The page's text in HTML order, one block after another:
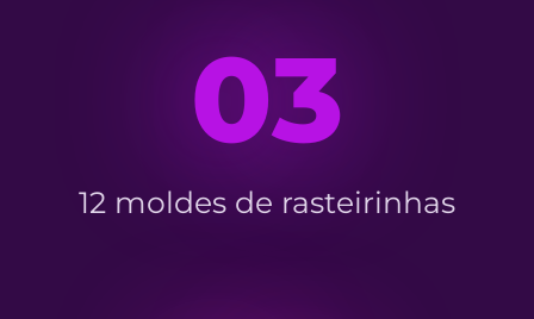
03
12 moldes de rasteirinhas